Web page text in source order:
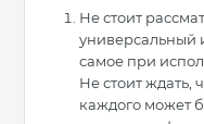
Не стоит
универсальный
самое при
Не стоит ждать,
каждого может